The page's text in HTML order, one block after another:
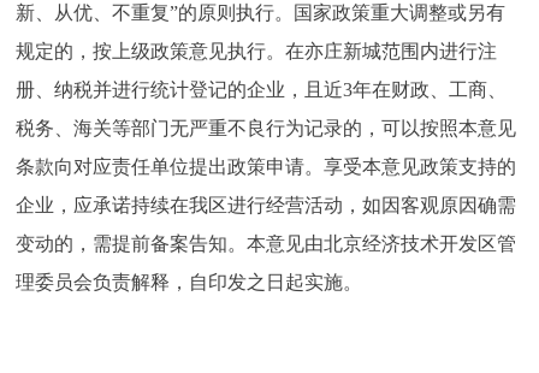
新、从优、不重复”的原则执行。国家政策重大调整或另有
规定的，按上级政策意见执行。在亦庄新城范围内进行注
册、纳税并进行统计登记的企业，且近3年在财政、工商、
税务、海关等部门无严重不良行为记录的，可以按照本意见
条款向对应责任单位提出政策申请。享受本意见政策支持的
企业，应承诺持续在我区进行经营活动，如因客观原因确需
变动的，需提前备案告知。本意见由北京经济技术开发区管
理委员会负责解释，自印发之日起实施。